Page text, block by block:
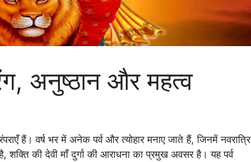
अनुष्ठान और महत्व
हैं। वर्ष भर में अनेक पर्व और त्योहार मनाए जाते हैं, जिनमें नवरात्रि
शक्ति की देवी माँ दुर्गा की आराधना का प्रमुख अवसर है। यह पर्व